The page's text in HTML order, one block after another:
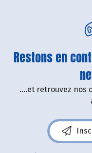
Restons en
....et retrouvez nos